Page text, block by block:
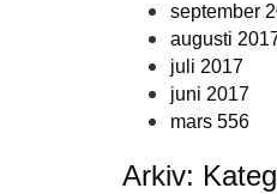
september
augusti
juli 2017
juni 2017
mars 556
Arkiv: